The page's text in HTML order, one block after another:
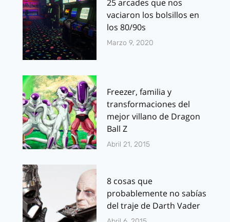
25 arcades que nos
vaciaron los bolsillos en
los 80/90s
Marzo 9, 2020
Freezer, familia y
transformaciones del
mejor villano de Dragon
Ball Z
Abril 21, 2015
8 cosas que
probablemente no sabías
del traje de Darth Vader